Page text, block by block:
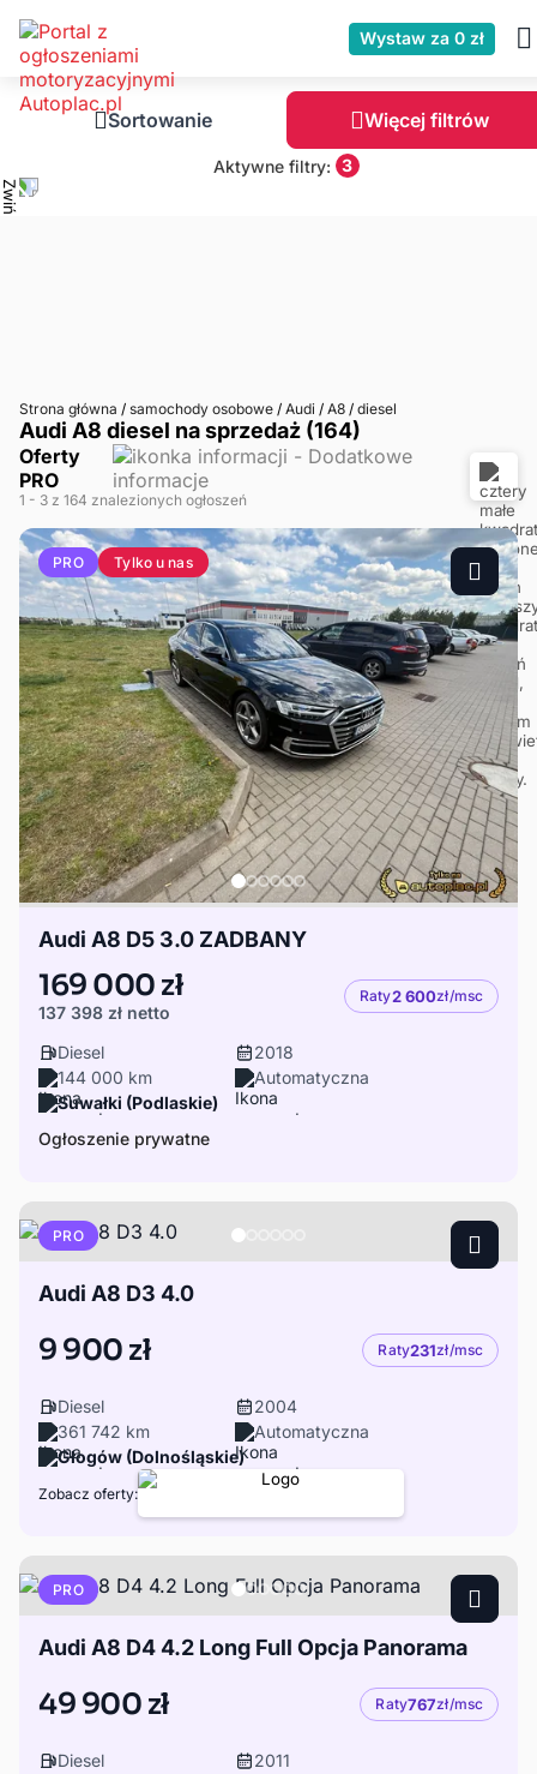
Wystaw za 0 zł
Sortowanie Więcej filtrów
Aktywne filtry: 3
Strona główna / samochody osobowe / Audi / A8 / diesel
Audi A8 diesel na sprzedaż (164)
Oferty
PRO
1 - 3 z 164 znalezionych ogłoszeń
PRO Tylko u nas
Audi A8 D5 3.0 ZADBANY
169 000 zł
137 398 zł netto
Raty2 600zł/msc
Diesel
2018
144 000 km
Automatyczna
Suwałki (Podlaskie)
Ogłoszenie prywatne
PRO
Audi A8 D3 4.0
9 900 zł Raty231zł/msc
Diesel
2004
361 742 km
Automatyczna
Głogów (Dolnośląskie)
Zobacz oferty:
PRO
Audi A8 D4 4.2 Long Full Opcja Panorama
49 900 zł Raty767zł/msc
Diesel
2011